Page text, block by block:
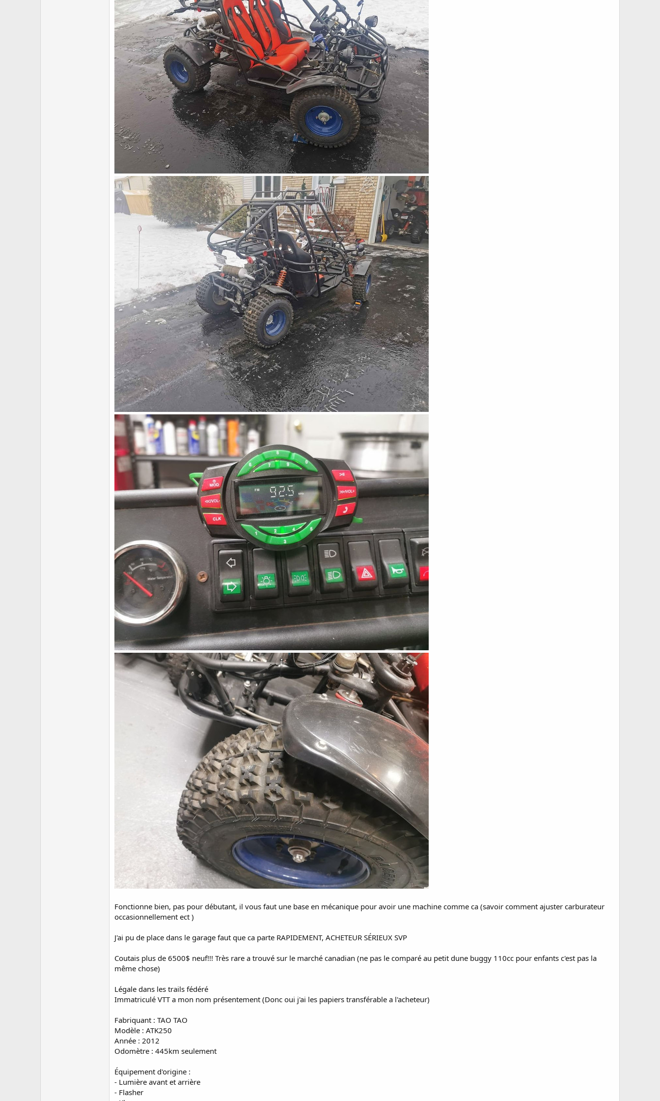
Fonctionne bien, pas pour débutant, il vous faut une base en mécanique pour avoir une machine comme ca (savoir comment ajuster carburateur
occasionnellement ect )
J'ai pu de place dans le garage faut que ca parte RAPIDEMENT, ACHETEUR SÉRIEUX SVP
Coutais plus de 6500$ neuf!!! Très rare a trouvé sur le marché canadian (ne pas le comparé au petit dune buggy 110cc pour enfants c'est pas la
même chose)
Légale dans les trails fédéré
Immatriculé VTT a mon nom présentement (Donc oui j'ai les papiers transférable a l'acheteur)
Fabriquant : TAO TAO
Modèle : ATK250
Année : 2012
Odomètre : 445km seulement
Équipement d'origine :
- Lumière avant et arrière
- Flasher